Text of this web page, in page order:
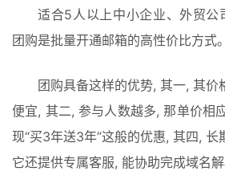
适合5人以上中小企业、外贸公
团购是批量开通邮箱的高性价比方式。
团购具备这样的优势, 其一, 其价
便宜, 其二, 参与人数越多, 那单价相
现“买3年送3年”这般的优惠, 其四, 长
它还提供专属客服, 能协助完成域名